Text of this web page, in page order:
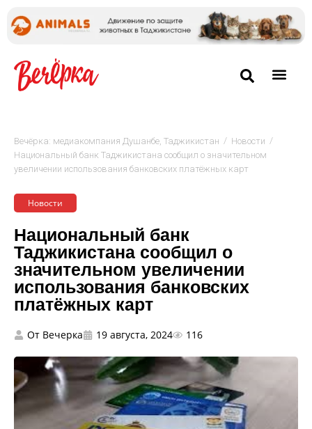
Вечёрка: медиакомпания Душанбе, Таджикистан / Новости /
Национальный банк Таджикистана сообщил о значительном
увеличении использования банковских платёжных карт
Новости
Национальный банк
Таджикистана сообщил о
значительном увеличении
использования банковских
платёжных карт
От Вечерка 19 августа, 2024 116